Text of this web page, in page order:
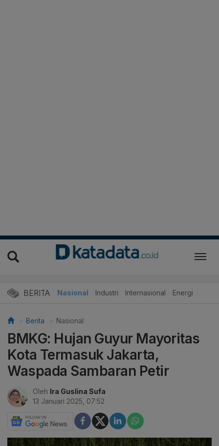
BERITA Nasional Industri Internasional Energi
Berita Nasional
BMKG: Hujan Guyur Mayoritas
Kota Termasuk Jakarta,
Waspada Sambaran Petir
Oleh Ira Guslina Sufa
13 Januari 2025, 07:52